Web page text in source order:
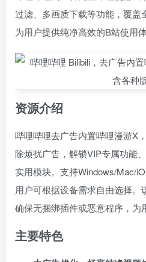
过滤、多画质下载等功能，覆盖
为用户提供纯净高效的B站使用体
资源介绍
哔哩哔哩去广告内置哔哩漫游X
除烦扰广告，解锁VIP专属功能
实用模块。支持Windows/Mac/
用户可根据设备需求自由选择。
确保无捆绑插件或恶意程序，为
主要特色